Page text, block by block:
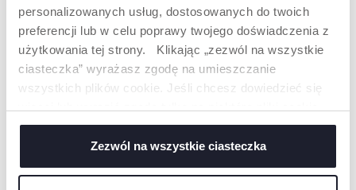
personalizowanych usług, dostosowanych do twoich
preferencji lub w celu poprawy twojego doświadczenia z
użytkowania tej strony. Klikając „zezwól na wszystkie
ciasteczka” wyrażasz zgodę na umieszczanie
wszystkich plików cookie. Jeśli chcesz dowiedzieć się
kliknij „Ustawienia”. Zamykając ten baner, wyrażasz
zgodę na używanie wyłącznie technicznych plików
cookie, które są niezbędne dla żądanej usługi.
Zezwól na wszystkie ciasteczka
Wygodna etykieta
wewnątrz plecaka, na
której można zapisać
imię dziecka.
PRODUKTY, KTÓRE MOGĄ CIĘ
ZAINTERESOWAĆ